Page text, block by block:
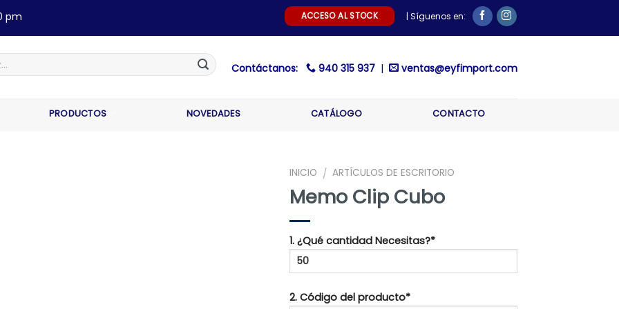
pm ACCESO AL STOCK | Síguenos en:
Contáctanos: 940 315 937 | ventas@eyfimport.com
PRODUCTOS NOVEDADES CATÁLOGO CONTACTO
INICIO / ARTÍCULOS DE ESCRITORIO
Memo Clip Cubo
1. ¿Qué cantidad Necesitas?*
2. Código del producto*